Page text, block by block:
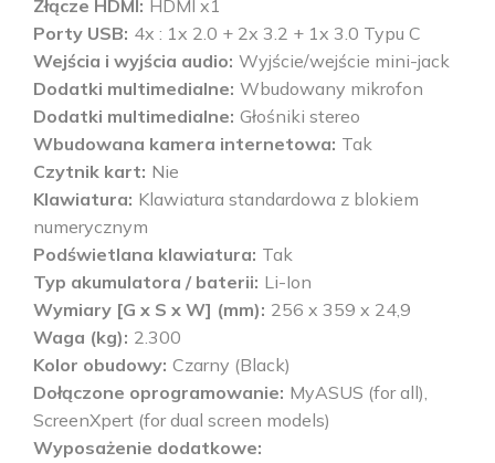
Złącze HDMI HDMI x1
Porty USB 4x : 1x 2.0 + 2x 3.2 + 1x 3.0 Typu C
Wejścia i wyjścia audio Wyjście/wejście mini-jack
Dodatki multimedialne Wbudowany mikrofon
Dodatki multimedialne Głośniki stereo
Wbudowana kamera internetowa Tak
Czytnik kart Nie
Klawiatura Klawiatura standardowa z blokiem
numerycznym
Podświetlana klawiatura Tak
Typ akumulatora / baterii Li-Ion
Wymiary [G x S x W] (mm) 256 x 359 x 24,9
Waga (kg) 2.300
Kolor obudowy Czarny (Black)
Dołączone oprogramowanie MyASUS (for all),
ScreenXpert (for dual screen models)
Wyposażenie dodatkowe